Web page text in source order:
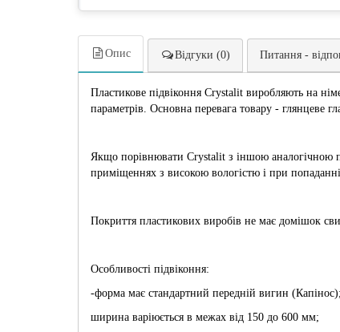
Опис Відгуки (0) Питання -
Пластикове підвіконня Crystalit виробляють на
параметрів. Основна перевага товару - глянцеве
Якщо порівнювати Crystalit з іншою аналогічною
приміщеннях з високою вологістю і при
Покриття пластикових виробів не має домішок
Особливості підвіконня:
-форма має стандартний передній вигин (Капінос);
ширина варіюється в межах від 150 до 600 мм;